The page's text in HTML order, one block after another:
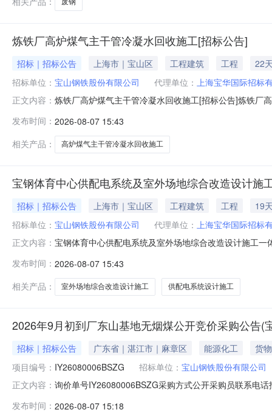
废钢
炼铁厂高炉煤气主干管冷凝水回收施工[招标公告]
招标｜招标公告 上海市｜宝山区 工程建筑 工程
22
招标单位： 宝山钢铁股份有限公司 代理单位： 上海宝华国际招标
正文内容： 炼铁厂高炉煤气主干管冷凝水回收施工[招标公告]炼铁厂
收施工。2.2建设地点：上海市宝山区富锦路宝山基地厂
简称发包人）就炼铁
发布时间： 2026-08-07 15:43
相关产品：
高炉煤气主干管冷凝水回收施工
宝钢体育中心供配电系统及室外场地综合改造设计施
招标｜招标公告 上海市｜宝山区 工程建筑 工程
19
招标单位： 宝山钢铁股份有限公司 代理单位： 上海宝华国际招标
正文内容： 宝钢体育中心供配电系统及室外场地综合改造设计施工
标。2.工程概况与招标范围2.1招标项目名称：宝钢体育
万元（不含税）。2.4计划
发布时间： 2026-08-07 15:43
相关产品：
室外场地综合改造设计施工 供配电系统设计施工
2026年9月初到厂东山基地无烟煤公开竞价采购公告(
招标｜招标公告 广东省｜湛江市｜麻章区 能源化工
货物
项目编号： IY26080006BSZG 招标单位： 宝山钢铁股份有限公司
正文内容： 询价单号IY26080006BSZG采购方式公开采购员联系电
江原料码头二、保证金额度：2000000.0元三、商务条
发布时间： 2026-08-07 15:18